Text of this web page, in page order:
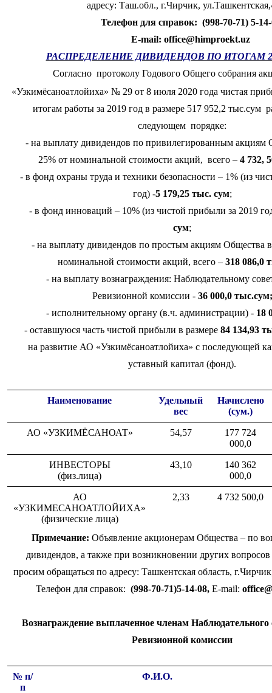
адресу: Таш.обл., г.Чирчик,
Телефон для справок: (998-70-71) 5-
E-mail: office@himproekt.uz
РАСПРЕДЕЛЕНИЕ ДИВИДЕНДОВ ПО ИТОГАМ
Согласно протоколу Годового Общего собрания
«Узкимёсаноатлойиха» № 29 от 8 июля 2020 года чистая
итогам работы за 2019 год в размере 517 952,2 тыс.сум
следующем порядке:
- на выплату дивидендов по привилегированным акциям
25% от номинальной стоимости акций, всего – 4 732,
- в фонд охраны труда и техники безопасности – 1% (из
год) -5 179,25 тыс. сум;
- в фонд инноваций – 10% (из чистой прибыли за 2019
сум;
- на выплату дивидендов по простым акциям Общества в
номинальной стоимости акций, всего – 318 086,0
- на выплату вознаграждения: Наблюдательному
Ревизионной комиссии - 36 000,0 тыс.сум;
- исполнительному органу (в.ч. администрации) - 18
- оставшуюся часть чистой прибыли в размере 84 134,93
на развитие АО «Узкимёсаноатлойиха» с последующей
уставный капитал (фонд).
Наименование
Удельный
вес
Начислено
(сум.)
АО «УЗКИМЁСАНОАТ» 54,57
177 724
000,0
ИНВЕСТОРЫ
(физ.лица)
43,10
140 362
000,0
АО
«УЗКИМЕСАНОАТЛОЙИХА»
(физические лица)
2,33 4 732 500,0
Примечание: Объявление акционерам Общества – по
дивидендов, а также при возникновении других
просим обращаться по адресу: Ташкентская область,
Телефон для справок: (998-70-71)5-14-08, E-mail:
Вознаграждение выплаченное членам Наблюдательного
Ревизионной комиссии
№ п/
п
Ф.И.О.